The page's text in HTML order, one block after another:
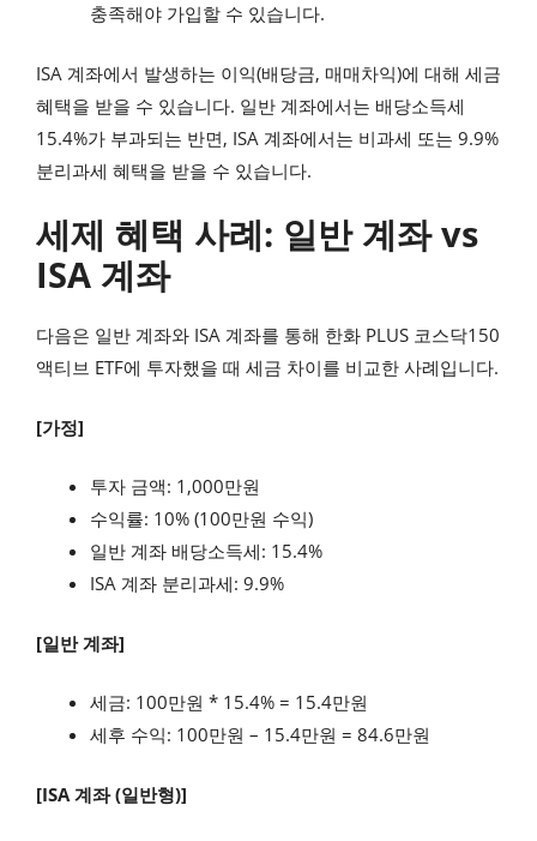
충족해야 가입할 수 있습니다.
ISA 계좌에서 발생하는 이익(배당금, 매매차익)에 대해 세금
혜택을 받을 수 있습니다. 일반 계좌에서는 배당소득세
15.4%가 부과되는 반면, ISA 계좌에서는 비과세 또는 9.9%
분리과세 혜택을 받을 수 있습니다.
세제 혜택 사례: 일반 계좌 vs
ISA 계좌
다음은 일반 계좌와 ISA 계좌를 통해 한화 PLUS 코스닥150
액티브 ETF에 투자했을 때 세금 차이를 비교한 사례입니다.
[가정]
투자 금액: 1,000만원
수익률: 10% (100만원 수익)
일반 계좌 배당소득세: 15.4%
ISA 계좌 분리과세: 9.9%
[일반 계좌]
세금: 100만원 * 15.4% = 15.4만원
세후 수익: 100만원 – 15.4만원 = 84.6만원
[ISA 계좌 (일반형)]